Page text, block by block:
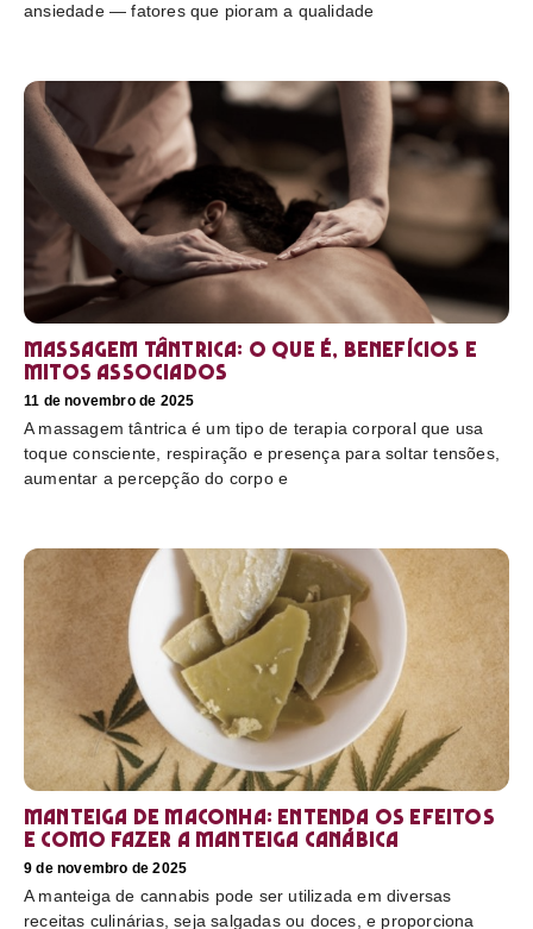
ansiedade — fatores que pioram a qualidade
Massagem tântrica: o que é, benefícios e
mitos associados
11 de novembro de 2025
A massagem tântrica é um tipo de terapia corporal que usa
toque consciente, respiração e presença para soltar tensões,
aumentar a percepção do corpo e
Manteiga de maconha: entenda os efeitos
e como fazer a manteiga canábica
9 de novembro de 2025
A manteiga de cannabis pode ser utilizada em diversas
receitas culinárias, seja salgadas ou doces, e proporciona